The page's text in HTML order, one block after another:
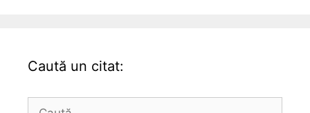
Caută un citat:
Caută